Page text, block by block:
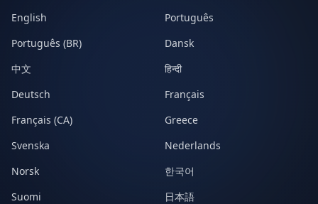
English
Português
Português (BR)
Dansk
中文
हिन्दी
Deutsch
Français
Français (CA)
Greece
Svenska
Nederlands
Norsk
한국어
Suomi
日本語